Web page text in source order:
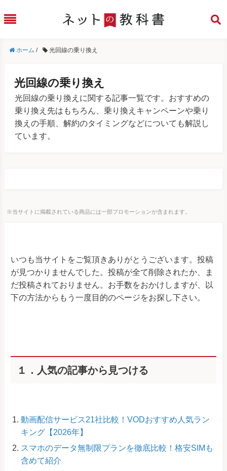
ホーム / 光回線の乗り換え
光回線の乗り換え
光回線の乗り換えに関する記事一覧です。おすすめの
乗り換え先はもちろん、乗り換えキャンペーンや乗り
換えの手順、解約のタイミングなどについても解説し
ています。
※当サイトに掲載されている商品には一部プロモーションが含まれます。
いつも当サイトをご覧頂きありがとうございます。投稿
が見つかりませんでした。投稿が全て削除されたか、ま
だ投稿されておりません。お手数をおかけしますが、以
下の方法からもう一度目的のページをお探し下さい。
１．人気の記事から見つける
動画配信サービス21社比較！VODおすすめ人気ラン
キング【2026年】
スマホのデータ無制限プランを徹底比較！格安SIMも
含めて紹介